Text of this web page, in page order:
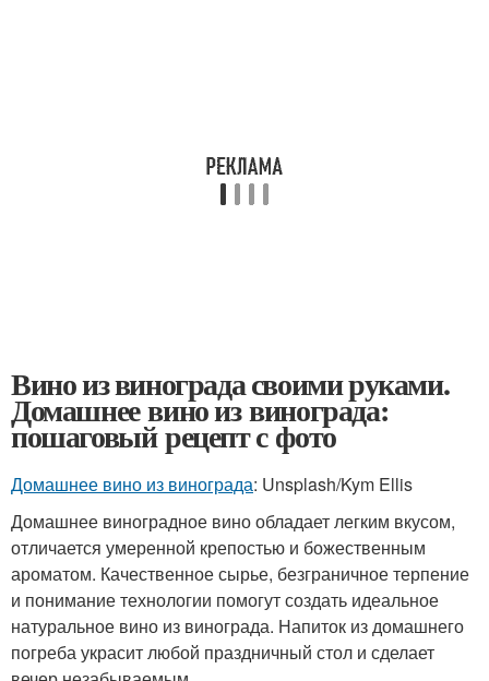
Вино из винограда своими руками.
Домашнее вино из винограда:
пошаговый рецепт с фото
Домашнее вино из винограда: Unsplash/Kym Ellis
Домашнее виноградное вино обладает легким вкусом,
отличается умеренной крепостью и божественным
ароматом. Качественное сырье, безграничное терпение
и понимание технологии помогут создать идеальное
натуральное вино из винограда. Напиток из домашнего
погреба украсит любой праздничный стол и сделает